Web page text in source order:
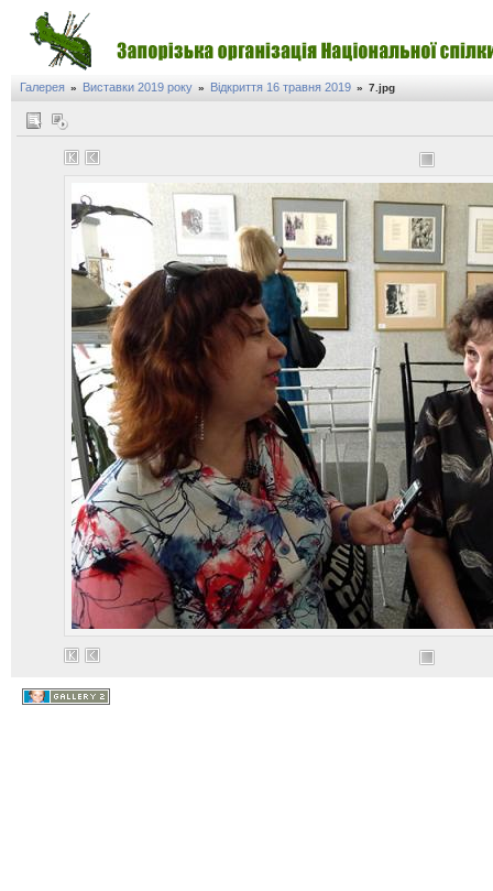
Галерея » Виставки 2019 року » Відкриття 16 травня 2019 » 7.jpg